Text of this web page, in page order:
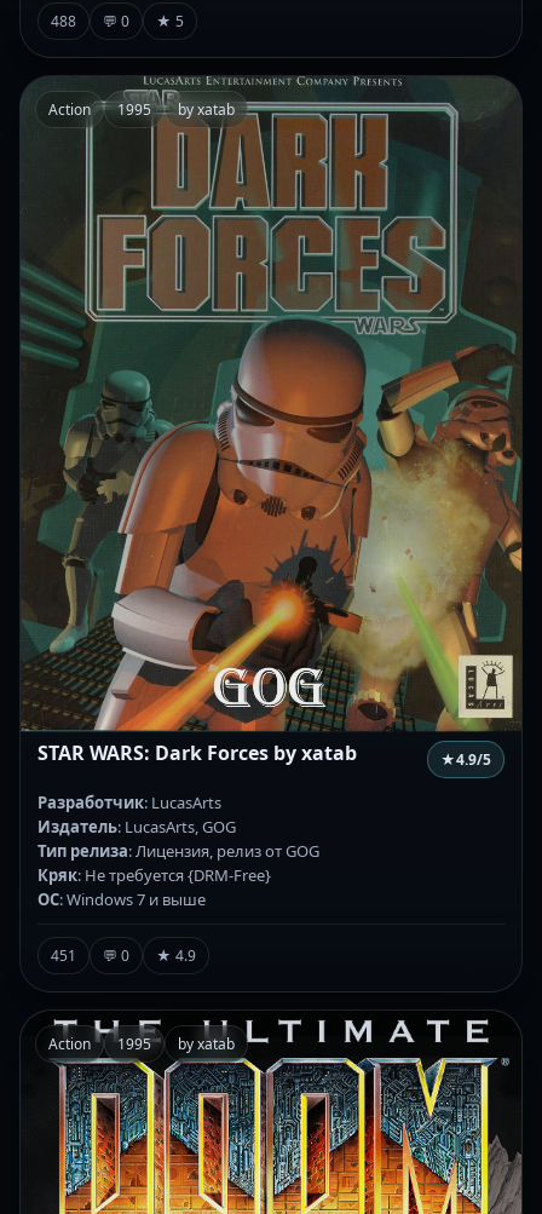
488 💬 0 ★ 5
Action 1995 by xatab
STAR WARS: Dark Forces by xatab ★4.9/5
Разработчик: LucasArts
Издатель: LucasArts, GOG
Тип релиза: Лицензия, релиз от GOG
Кряк: Не требуется {DRM-Free}
ОС: Windows 7 и выше
451 💬 0 ★ 4.9
Action 1995 by xatab